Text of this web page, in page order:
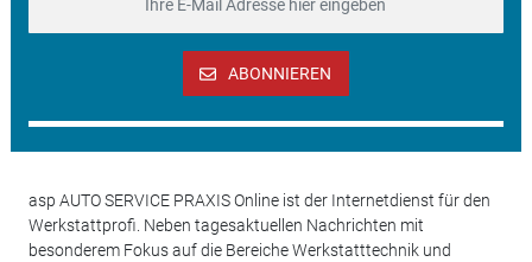
ABONNIEREN
asp AUTO SERVICE PRAXIS Online ist der Internetdienst für den
Werkstattprofi. Neben tagesaktuellen Nachrichten mit
besonderem Fokus auf die Bereiche Werkstatttechnik und